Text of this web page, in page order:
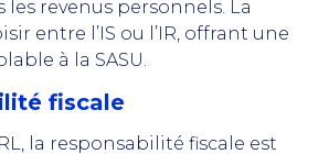
les revenus personnels. La
entre l’IS ou l’IR, offrant une
à la SASU.
fiscale
la responsabilité fiscale est